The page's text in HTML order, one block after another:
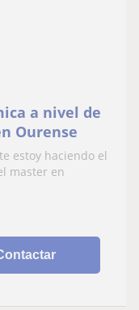
a nivel de
Ourense
estoy haciendo el
master en